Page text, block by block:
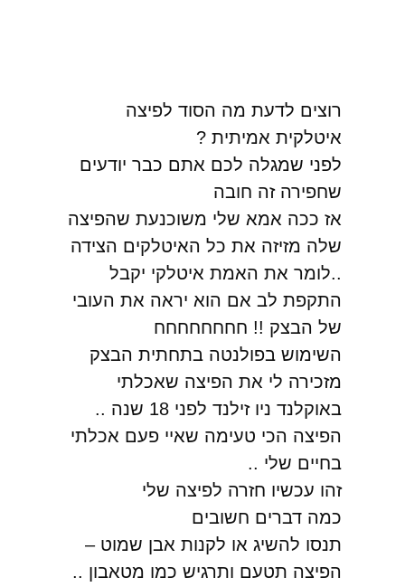
רוצים לדעת מה הסוד לפיצה
איטלקית אמיתית ?
לפני שמגלה לכם אתם כבר יודעים
שחפירה זה חובה
אז ככה אמא שלי משוכנעת שהפיצה
שלה מזיזה את כל האיטלקים הצידה
..לומר את האמת איטלקי יקבל
התקפת לב אם הוא יראה את העובי
של הבצק !! חחחחחחחח
השימוש בפולנטה בתחתית הבצק
מזכירה לי את הפיצה שאכלתי
באוקלנד ניו זילנד לפני 18 שנה ..
הפיצה הכי טעימה שאיי פעם אכלתי
בחיים שלי ..
זהו עכשיו חזרה לפיצה שלי
כמה דברים חשובים
תנסו להשיג או לקנות אבן שמוט –
הפיצה תטעם ותרגיש כמו מטאבון ..